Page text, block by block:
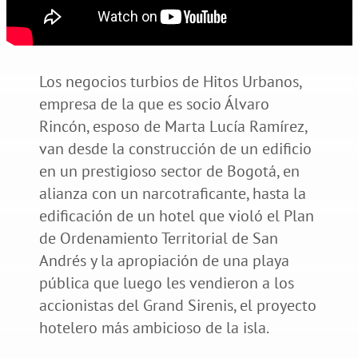
Los negocios turbios de Hitos Urbanos,
empresa de la que es socio Álvaro
Rincón, esposo de Marta Lucía Ramírez,
van desde la construcción de un edificio
en un prestigioso sector de Bogotá, en
alianza con un narcotraficante, hasta la
edificación de un hotel que violó el Plan
de Ordenamiento Territorial de San
Andrés y la apropiación de una playa
pública que luego les vendieron a los
accionistas del Grand Sirenis, el proyecto
hotelero más ambicioso de la isla.